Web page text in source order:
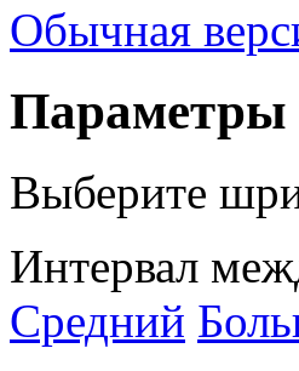
Обычная
Выберите
Интервал
Средний